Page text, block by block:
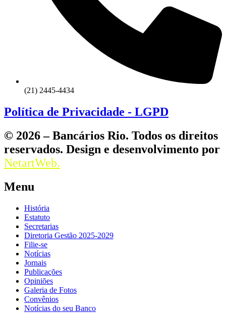
(21) 2445-4434
Política de Privacidade - LGPD
© 2026 – Bancários Rio. Todos os direitos
reservados. Design e desenvolvimento por
NetartWeb.
Menu
História
Estatuto
Secretarias
Diretoria Gestão 2025-2029
Filie-se
Notícias
Jornais
Publicações
Opiniões
Galeria de Fotos
Convênios
Notícias do seu Banco